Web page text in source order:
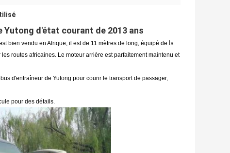
d'état courant de 2013 ans
bien vendu en Afrique, il est de 11 mètres de long, équipé de la
routes africaines. Le moteur arrière est parfaitement maintenu et
d'entraîneur de Yutong pour courir le transport de passager,
pour des détails.